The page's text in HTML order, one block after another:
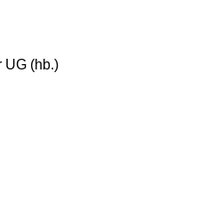
UG (hb.)